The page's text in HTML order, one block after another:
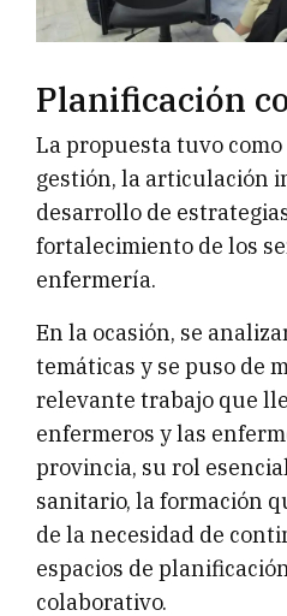
Planificación
La propuesta tuvo
gestión, la articulación
desarrollo de
fortalecimiento de los
enfermería.
En la ocasión, se
temáticas y se puso de
relevante trabajo que
enfermeros y las
provincia, su rol
sanitario, la formación
de la necesidad de
espacios de
colaborativo.